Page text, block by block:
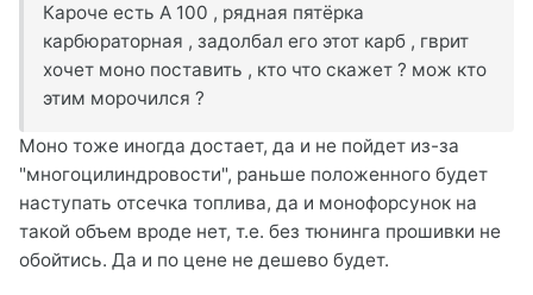
Кароче есть А 100 , рядная пятёрка
карбюраторная , задолбал его этот карб , гврит
хочет моно поставить , кто что скажет ? мож кто
этим морочился ?
Моно тоже иногда достает, да и не пойдет из-за
"многоцилиндровости", раньше положенного будет
наступать отсечка топлива, да и монофорсунок на
такой объем вроде нет, т.е. без тюнинга прошивки не
обойтись. Да и по цене не дешево будет.